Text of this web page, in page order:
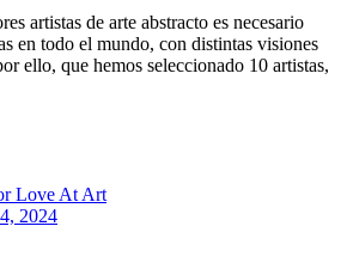
artistas de arte abstracto es necesario
en todo el mundo, con distintas visiones
ello, que hemos seleccionado 10 artistas,
Love At Art
2024